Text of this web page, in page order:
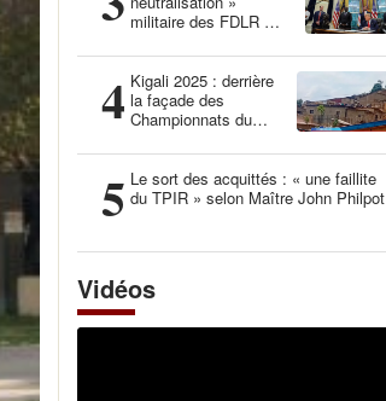
militaire des FDLR est
illusion
4 Kigali 2025 : derrière
la façade des
Championnats du
propres de l’histoire
5 Le sort des acquittés : « une faillite
du TPIR » selon Maître John Philpot
Vidéos